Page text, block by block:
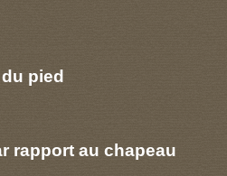
pied
rapport au chapeau